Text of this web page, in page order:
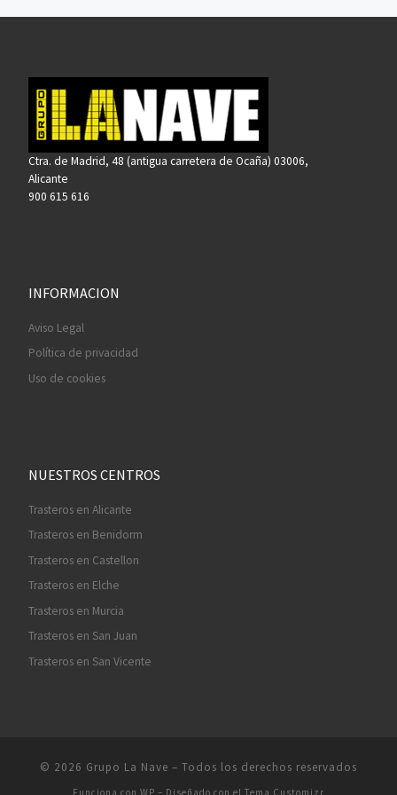
Ctra. de Madrid, 48 (antigua carretera de Ocaña) 03006,
Alicante
900 615 616
INFORMACION
Aviso Legal
Política de privacidad
Uso de cookies
NUESTROS CENTROS
Trasteros en Alicante
Trasteros en Benidorm
Trasteros en Castellon
Trasteros en Elche
Trasteros en Murcia
Trasteros en San Juan
Trasteros en San Vicente
© 2026 Grupo La Nave – Todos los derechos reservados
Funciona con WP – Diseñado con el Tema Customizr